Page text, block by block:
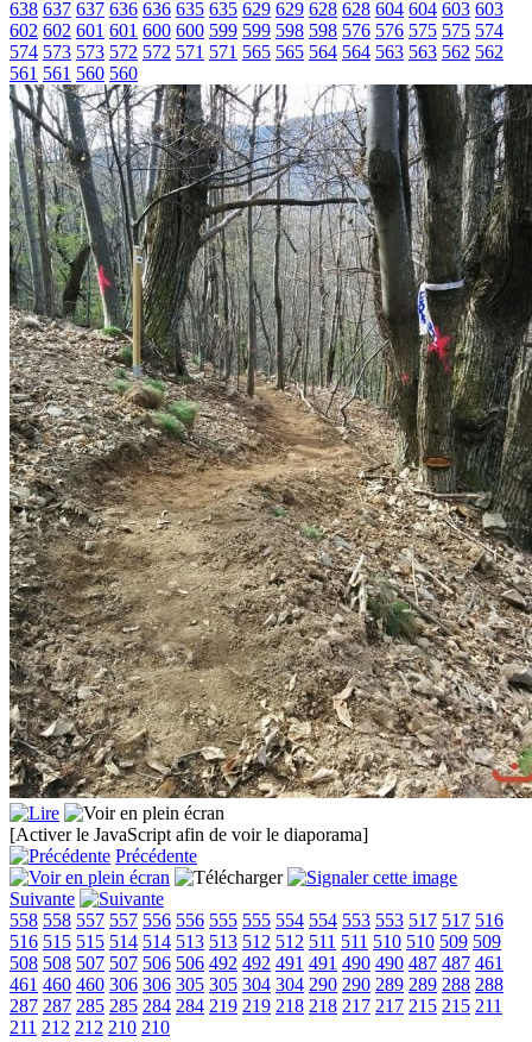
638 637 637 636 636 635 635 629 629 628 628 604 604 603 603
602 602 601 601 600 600 599 599 598 598 576 576 575 575 574
574 573 573 572 572 571 571 565 565 564 564 563 563 562 562
561 561 560 560
[Activer le JavaScript afin de voir le diaporama]
Précédente
Suivante
558 558 557 557 556 556 555 555 554 554 553 553 517 517 516
516 515 515 514 514 513 513 512 512 511 511 510 510 509 509
508 508 507 507 506 506 492 492 491 491 490 490 487 487 461
461 460 460 306 306 305 305 304 304 290 290 289 289 288 288
287 287 285 285 284 284 219 219 218 218 217 217 215 215 211
211 212 212 210 210